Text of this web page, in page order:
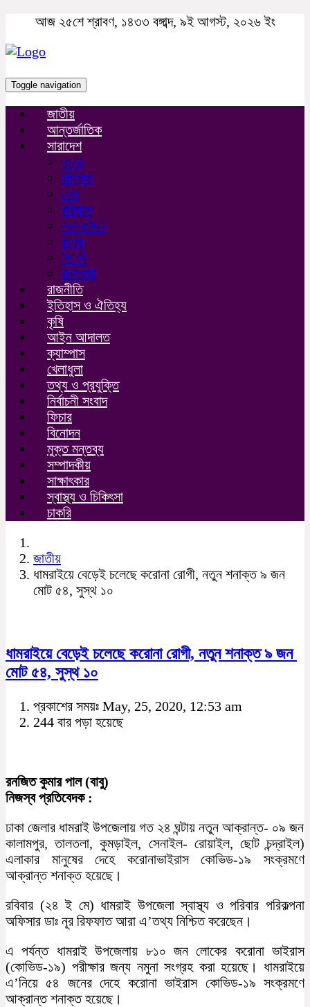
আজ ২৫শে শ্রাবণ, ১৪৩৩ বঙ্গাব্দ, ৯ই আগস্ট, ২০২৬ ইং
Toggle navigation
জাতীয়
আন্তর্জাতিক
সারাদেশ
খুলনা
চট্টগ্রাম
ঢাকা
বরিশাল
ময়মনসিংহ
রংপুর
সিলেট
রাজশাহী
রাজনীতি
ইতিহাস ও ঐতিহ্য
কৃষি
আইন আদালত
ক্যাম্পাস
খেলাধুলা
তথ্য ও প্রযুক্তি
নির্বাচনী সংবাদ
ফিচার
বিনোদন
মুক্ত মন্তব্য
সম্পাদকীয়
সাক্ষাৎকার
স্বাস্থ্য ও চিকিৎসা
চাকরি
জাতীয়
ধামরাইয়ে বেড়েই চলেছে করোনা রোগী, নতুন শনাক্ত ৯ জন
মোট ৫৪, সুস্থ ১০
ধামরাইয়ে বেড়েই চলেছে করোনা রোগী, নতুন শনাক্ত ৯ জন
মোট ৫৪, সুস্থ ১০
প্রকাশের সময়ঃ May, 25, 2020, 12:53 am
244 বার পড়া হয়েছে
রনজিত কুমার পাল (বাবু)
নিজস্ব প্রতিবেদক :
ঢাকা জেলার ধামরাই উপজেলায় গত ২৪ ঘন্টায় নতুন আক্রান্ত- ০৯ জন
কালামপুর, তালতলা, কুমড়াইল, সেনাইল- রোয়াইল, ছোট চন্দ্রাইল)
এলাকার মানুষের দেহে করোনাভাইরাস কোভিড-১৯ সংক্রমণে
আক্রান্ত শনাক্ত হয়েছে।
রবিবার (২৪ ই মে) ধামরাই উপজেলা স্বাস্থ্য ও পরিবার পরিকল্পনা
অফিসার ডাঃ নূর রিফফাত আরা এ’তথ্য নিশ্চিত করেছেন।
এ পর্যন্ত ধামরাই উপজেলায় ৮১০ জন লোকের করোনা ভাইরাস
(কোভিড-১৯) পরীক্ষার জন্য নমুনা সংগ্রহ করা হয়েছে। ধামরাইয়ে
এ’নিয়ে ৫৪ জনের দেহে করোনা ভাইরাস কোভিড-১৯ সংক্রমণে
আক্রান্ত শনাক্ত হয়েছে।